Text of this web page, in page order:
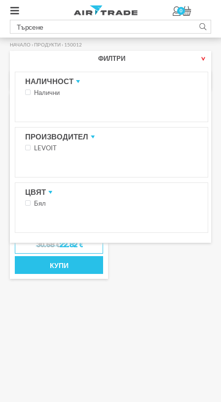
0
НАЧАЛО › ПРОДУКТИ › 150012
Vista200RF-RTL – Филтър за
30.68€22.82€
КУПИ
ФИЛТРИ
НАЛИЧНОСТ
Налични
ПРОИЗВОДИТЕЛ
LEVOIT
ЦВЯТ
Бял